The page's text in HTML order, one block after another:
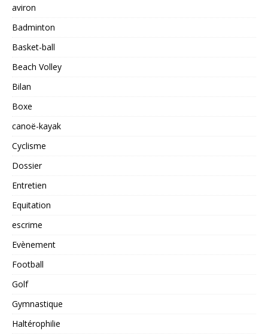
aviron
Badminton
Basket-ball
Beach Volley
Bilan
Boxe
canoë-kayak
Cyclisme
Dossier
Entretien
Equitation
escrime
Evènement
Football
Golf
Gymnastique
Haltérophilie